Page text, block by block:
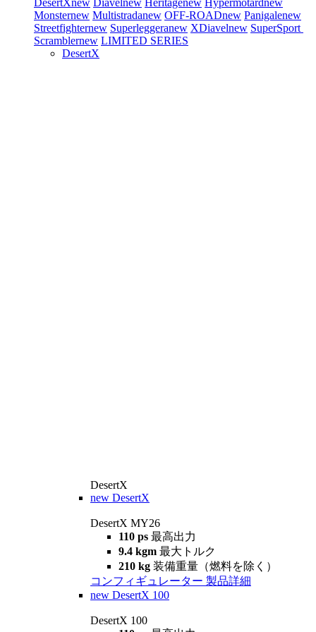
DesertXnew Diavelnew Heritagenew Hypermotardnew
Monsternew Multistradanew OFF-ROADnew Panigalenew
Streetfighternew Superleggeranew XDiavelnew SuperSport
Scramblernew LIMITED SERIES
DesertX
DesertX
new DesertX
DesertX MY26
110 ps 最高出力
9.4 kgm 最大トルク
210 kg 装備重量（燃料を除く）
コンフィギュレーター 製品詳細
new DesertX 100
DesertX 100